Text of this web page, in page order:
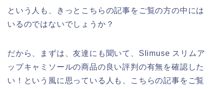
という人も、きっとこちらの記事をご覧の方の中には
いるのではないでしょうか？
だから、まずは、友達にも聞いて、Slimuse スリムア
ップキャミソールの商品の良い評判の有無を確認した
い！という風に思っている人も、こちらの記事をご覧